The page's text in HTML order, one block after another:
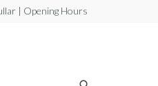
| Opening Hours